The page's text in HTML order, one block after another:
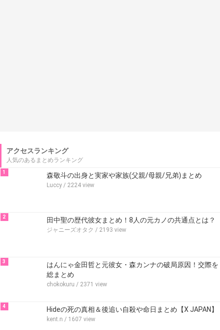
アクセスランキング
人気のあるまとめランキング
1 森敬斗の出身と実家や家族(父親/母親/兄弟)まとめ
Luccy / 2224 view
2 田中聖の歴代彼女まとめ！8人の元カノの共通点とは？
ジャニーズオタク / 2193 view
3
はんにゃ金田哲と元彼女・森カンナの破局原因！交際を
総まとめ
chokokuru / 2371 view
4 Hideの死の真相＆後追い自殺や命日まとめ【X JAPAN】
kent.n / 1607 view